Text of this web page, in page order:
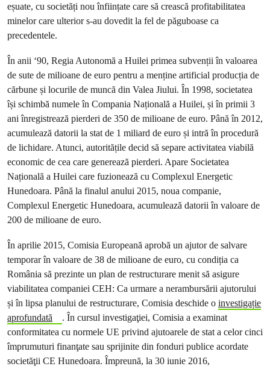
eșuate, cu societăți nou înființate care să crească profitabilitatea
minelor care ulterior s-au dovedit la fel de păguboase ca
precedentele.
În anii ‘90, Regia Autonomă a Huilei primea subvenții în valoarea
de sute de milioane de euro pentru a menține artificial producția de
cărbune și locurile de muncă din Valea Jiului. În 1998, societatea
își schimbă numele în Compania Națională a Huilei, și în primii 3
ani înregistrează pierderi de 350 de milioane de euro. Până în 2012,
acumulează datorii la stat de 1 miliard de euro și intră în procedură
de lichidare. Atunci, autoritățile decid să separe activitatea viabilă
economic de cea care generează pierderi. Apare Societatea
Națională a Huilei care fuzionează cu Complexul Energetic
Hunedoara. Până la finalul anului 2015, noua companie,
Complexul Energetic Hunedoara, acumulează datorii în valoare de
200 de milioane de euro.
În aprilie 2015, Comisia Europeană aprobă un ajutor de salvare
temporar în valoare de 38 de milioane de euro, cu condiția ca
România să prezinte un plan de restructurare menit să asigure
viabilitatea companiei CEH: Ca urmare a nerambursării ajutorului
și în lipsa planului de restructurare, Comisia deschide o investigație
aprofundată
. În cursul investigaţiei, Comisia a examinat
conformitatea cu normele UE privind ajutoarele de stat a celor cinci
împrumuturi finanţate sau sprijinite din fonduri publice acordate
societăţii CE Hunedoara. Împreună, la 30 iunie 2016,